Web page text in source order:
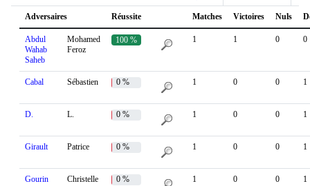
Adversaires Réussite Matches Victoires Nuls
Abdul
Wahab
Saheb
Mohamed
Feroz
100 % 1 1 0 0
Cabal Sébastien 0 % 1 0 0 1
D. L. 0 % 1 0 0 1
Girault Patrice 0 % 1 0 0 1
Gourin Christelle 0 % 1 0 0 1